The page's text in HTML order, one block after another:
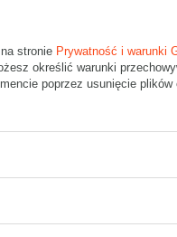
Napisz
stronie Prywatność i warunki
określić warunki
poprzez usunięcie